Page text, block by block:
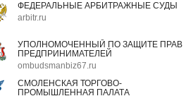
ФЕДЕРАЛЬНЫЕ АРБИТРАЖНЫЕ СУДЫ
arbitr.ru
УПОЛНОМОЧЕННЫЙ ПО ЗАЩИТЕ ПРАВ
ПРЕДПРИНИМАТЕЛЕЙ
ombudsmanbiz67.ru
СМОЛЕНСКАЯ ТОРГОВО-
ПРОМЫШЛЕННАЯ ПАЛАТА